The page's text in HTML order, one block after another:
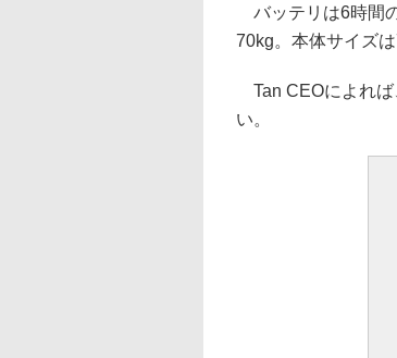
バッテリは6時間
70kg。本体サイズ
Tan CEOによれば
い。